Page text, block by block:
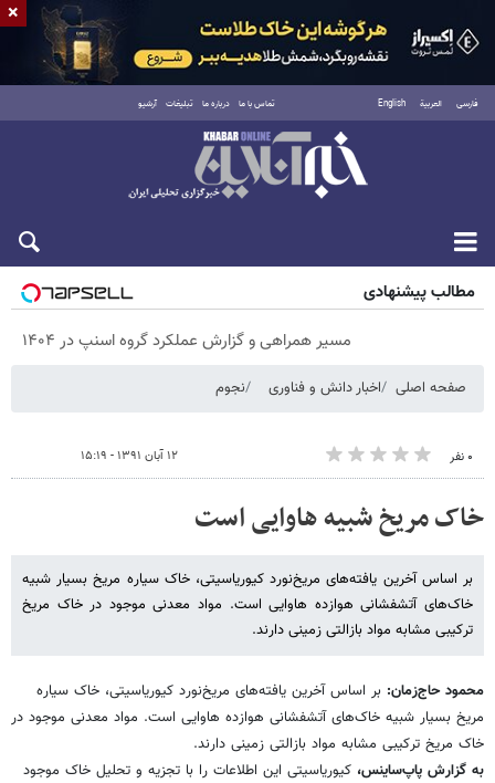
فارسی العربية English تماس با ما درباره ما تبلیغات آرشیو
پنجشنبه ۱۵ مرداد ۱۴۰۵
مطالب پیشنهادی
مسیر همراهی و گزارش عملکرد گروه اسنپ در ۱۴۰۴
صفحه اصلی اخبار دانش و فناوری نجوم
۰ نفر ۱۲ آبان ۱۳۹۱ - ۱۵:۱۹
خاک مریخ شبیه هاوایی است
بر اساس آخرین یافته‌های مریخ‌نورد کیوریاسیتی، خاک سیاره مریخ بسیار شبیه
خاک‌های آتشفشانی هوازده هاوایی است. مواد معدنی موجود در خاک مریخ
ترکیبی مشابه مواد بازالتی زمینی دارند.
محمود حاج‌زمان: بر اساس آخرین یافته‌های مریخ‌نورد کیوریاسیتی، خاک سیاره
مریخ بسیار شبیه خاک‌های آتشفشانی هوازده هاوایی است. مواد معدنی موجود در
خاک مریخ ترکیبی مشابه مواد بازالتی زمینی دارند.
به گزارش پاپ‌ساینس، کیوریاسیتی این اطلاعات را با تجزیه و تحلیل خاک موجود
×